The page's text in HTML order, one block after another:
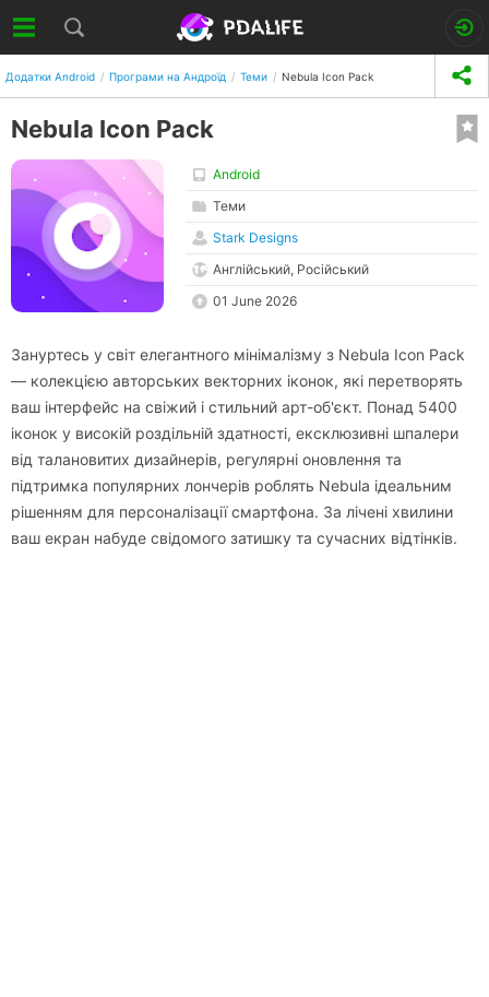
Додатки Android Програми на Андроїд Теми Nebula Icon Pack
Nebula Icon Pack
Android
Теми
Stark Designs
Англійський, Російський
01 June 2026
Зануртесь у світ елегантного мінімалізму з Nebula Icon Pack
— колекцією авторських векторних іконок, які перетворять
ваш інтерфейс на свіжий і стильний арт-об'єкт. Понад 5400
іконок у високій роздільній здатності, ексклюзивні шпалери
від талановитих дизайнерів, регулярні оновлення та
підтримка популярних лончерів роблять Nebula ідеальним
рішенням для персоналізації смартфона. За лічені хвилини
ваш екран набуде свідомого затишку та сучасних відтінків.